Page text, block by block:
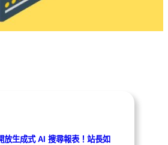
放生成式 AI 搜尋報表！站長如